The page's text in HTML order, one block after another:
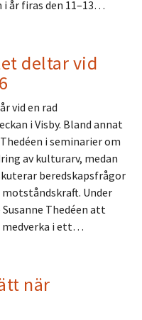
år firas den 11–13…
deltar vid
vid en rad
i Visby. Bland annat
i seminarier om
av kulturarv, medan
beredskapsfrågor
Under
Thedéen att
medverka i ett…
när